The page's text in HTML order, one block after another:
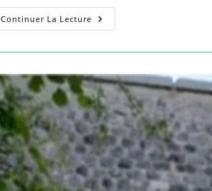
Continuer La LectureTémoignage
De
:
Conseil
Municipal
De
Gap